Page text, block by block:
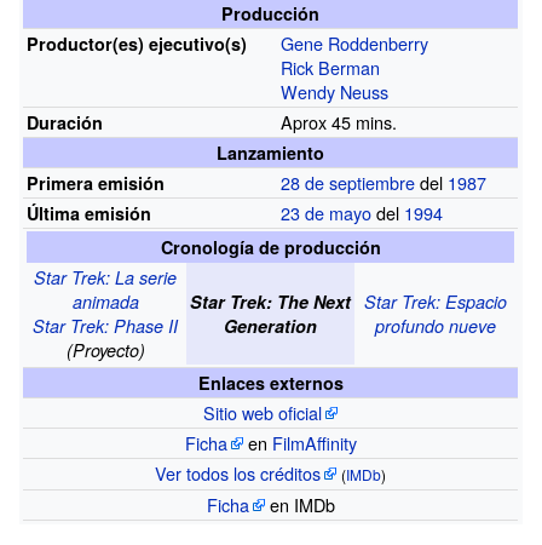
Producción
Productor(es) ejecutivo(s)
Gene Roddenberry
Rick Berman
Wendy Neuss
Duración Aprox 45 mins.
Lanzamiento
Primera emisión
28 de septiembredel 1987
Última emisión 23 de mayodel 1994
Cronología de producción
Star Trek: La serie
animada
Star Trek: Phase II
(Proyecto)
Star Trek: The Next
Generation
Star Trek: Espacio
profundo nueve
Enlaces externos
Sitio web oficial
Ficha
en FilmAffinity
Ver todos los créditos
(IMDb)
Ficha en IMDb